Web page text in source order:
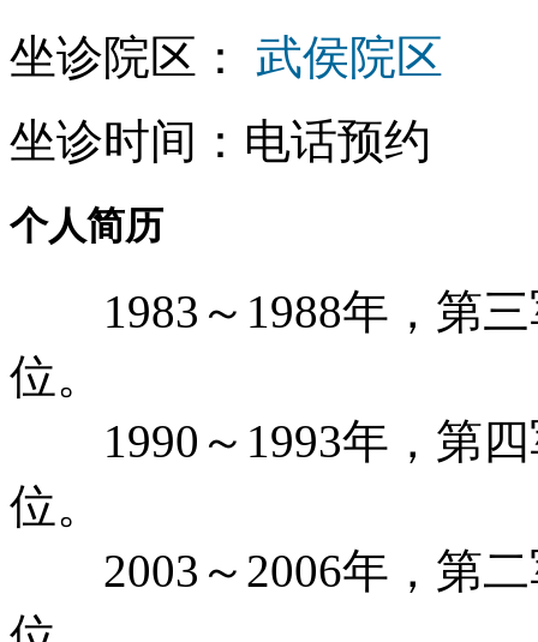
坐诊院区： 武侯院区
坐诊时间：电话预约
个人简历
1983～1988年，第三
位。
1990～1993年，第四
位。
2003～2006年，第二